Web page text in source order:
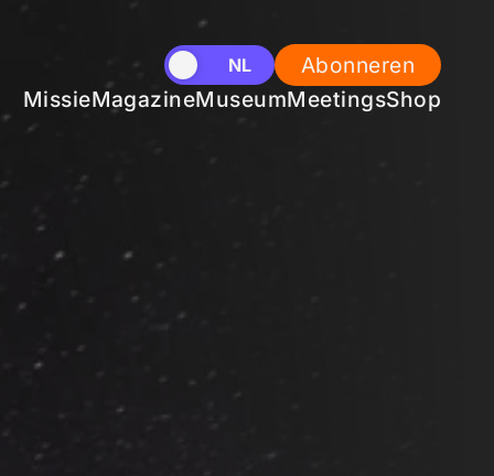
EN NL
Abonneren
MissieMagazineMuseumMeetingsShop